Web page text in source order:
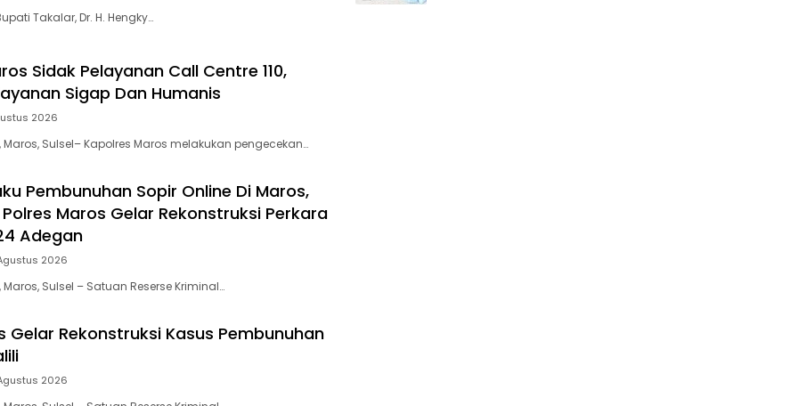
Takalar, Dr. H. Hengky…
Sidak Pelayanan Call Centre 110,
Sigap Dan Humanis
2026
Sulsel– Kapolres Maros melakukan pengecekan…
Pembunuhan Sopir Online Di Maros,
Maros Gelar Rekonstruksi Perkara
Adegan
2026
Sulsel – Satuan Reserse Kriminal…
Gelar Rekonstruksi Kasus Pembunuhan
2026